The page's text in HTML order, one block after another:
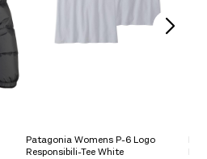
Patagonia Womens P-6 Logo
Responsibili-Tee White